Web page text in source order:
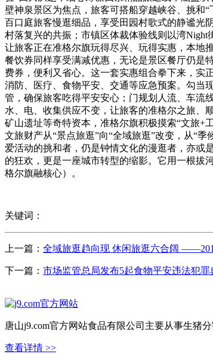
壁神泉景区为焦点，旅客可搭船穿越峡谷、挑和
百口庭旅客慢逛细品，享受田园村歌式的静谧光
村落复兴的共振；市镇区体裁体验线则以湾
让旅客正在准格尔旗玩得尽兴、玩得实惠，本地
餐饮券同样享受满减优惠，无论是景区餐厅仍是
费券，便利又省心。这一套实惠组合拳下来，实
消防、医疗、食物平安、交通等应急预案。勾当
管，确保旅客吃得平安安心；门规划人流、车流
水、电、收集供应不变，让旅客的准格尔之旅、
矿山遗址等奇特资本，准格尔旗积极摸索“文旅+
文旅财产从“景点旅逛”向“全域旅逛”改变，从“
爱活动的挑和者，仍是钟情文化的漫逛者，亦或
的狂欢，更是一座城市转型的缩影。它用一根拔
格尔旗融核心）。
关键词：
上一篇： 全域旅逛趋向现 休闲旅逛六合阔
下一篇： 市场监管总局发布5起食物平安违法犯罪
唐山j9.com官方网站食品有限公司主要从事生猪
查看详情 >>